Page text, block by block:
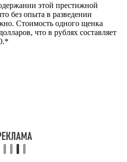
этой престижной
без опыта в разведении
Стоимость одного щенка
что в рублях составляет